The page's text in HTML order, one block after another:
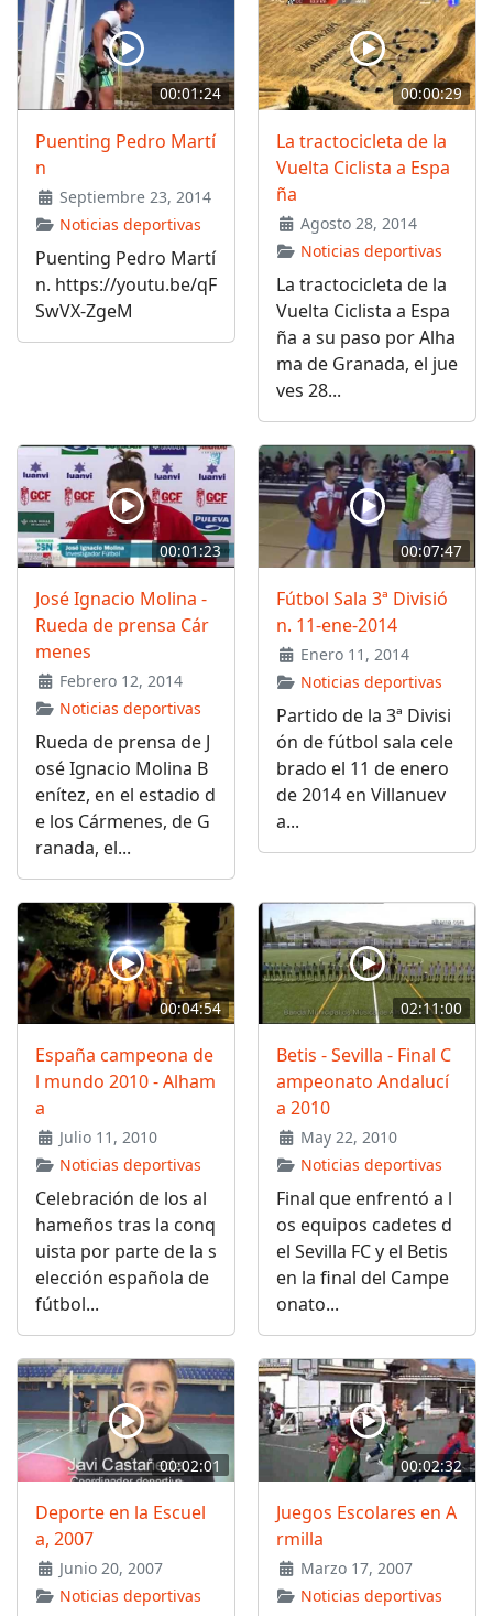
00:01:24
Puenting Pedro Martí
n
Septiembre 23, 2014
Noticias deportivas
Puenting Pedro Martí
n. https://youtu.be/qF
SwVX-ZgeM
00:00:29
La tractocicleta de la
Vuelta Ciclista a Espa
ña
Agosto 28, 2014
Noticias deportivas
La tractocicleta de la
Vuelta Ciclista a Espa
ña a su paso por Alha
ma de Granada, el jue
ves 28...
00:01:23
José Ignacio Molina -
Rueda de prensa Cár
menes
Febrero 12, 2014
Noticias deportivas
Rueda de prensa de J
osé Ignacio Molina B
enítez, en el estadio d
e los Cármenes, de G
ranada, el...
00:07:47
Fútbol Sala 3ª Divisió
n. 11-ene-2014
Enero 11, 2014
Noticias deportivas
Partido de la 3ª Divisi
ón de fútbol sala cele
brado el 11 de enero
de 2014 en Villanuev
a...
00:04:54
España campeona de
l mundo 2010 - Alham
a
Julio 11, 2010
Noticias deportivas
Celebración de los al
hameños tras la conq
uista por parte de la s
elección española de
fútbol...
02:11:00
Betis - Sevilla - Final C
ampeonato Andalucí
a 2010
May 22, 2010
Noticias deportivas
Final que enfrentó a l
os equipos cadetes d
el Sevilla FC y el Betis
en la final del Campe
onato...
00:02:01
Deporte en la Escuel
a, 2007
Junio 20, 2007
Noticias deportivas
00:02:32
Juegos Escolares en A
rmilla
Marzo 17, 2007
Noticias deportivas